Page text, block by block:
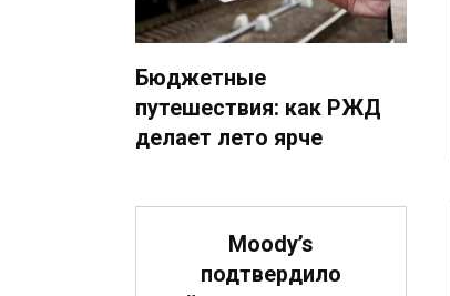
Бюджетные
путешествия: как РЖД
делает лето ярче
Moody’s
подтвердило